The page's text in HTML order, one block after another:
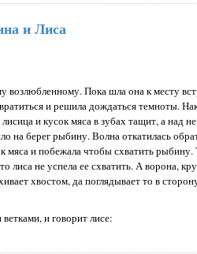
и Лиса
возлюбленному. Пока шла она к месту
и решила дождаться темноты.
и кусок мяса в зубах тащит, а над
на берег рыбину. Волна откатилась
мяса и побежала чтобы схватить
лиса не успела ее схватить. А ворона,
хвостом, да поглядывает то в
и говорит лисе: